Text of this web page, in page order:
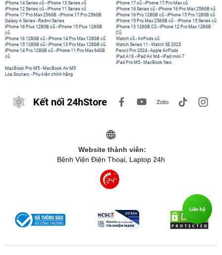
iPhone 14 Series cũ -iPhone 13 Series cũ
iPhone 12 Series cũ -iPhone 11 Series cũ
iPhone 17 Pro Max 256GB -iPhone 17 Pro 256GB
Galaxy A Series - Redmi Series
iPhone 17 cũ -iPhone 17 Pro Max cũ
iPhone 16 Series cũ - iPhone 16 Pro Max 256GB cũ
iPhone 16 Pro 128GB cũ -iPhone 15 Pro 128GB cũ
iPhone 15 Pro Max 256GB cũ - iPhone 15 Series cũ
iPhone 16 Plus 128GB cũ -iPhone 15 Plus 128GB
cũ
iPhone 16 128GB cũ -iPhone 14 Pro Max 128GB cũ
iPhone 15 128GB cũ -iPhone 13 Pro Max 128GB cũ
iPhone 14 Pro 128GB cũ -iPhone 11 Pro Max 64GB
cũ
iPhone 13 128GB Cũ -iPhone 12 Pro Max 128GB
Cũ
Watch cũ -AirPods cũ
Watch Series 11 -Watch SE 2025
Pencil Pro 2024 -Apple AirPods
iPad A16 -iPad Air M4 -iPad mini 7
iPad Pro M5 - MacBook Neo
MacBook Pro M5 - MacBook Air M5
Loa Sounarc - Phụ kiện chính hãng
Kết nối 24hStore
Website thành viên:
Bệnh Viện Điện Thoại, Laptop 24h
Liên hệ